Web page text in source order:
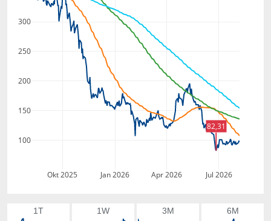
Okt 2025 Jan 2026 Apr 2026 Jul 2026
100
150
200
250
300
82,31
1T 1W 3M 6M